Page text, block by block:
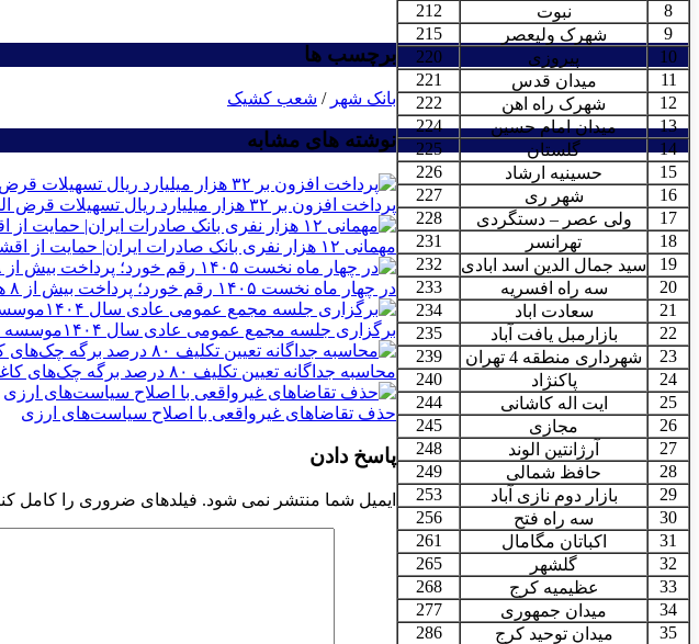
8
نبوت
212
9
شهرک ولیعصر
215
10
پیروزی
220
11
میدان قدس
221
12
شهرک راه اهن
222
13
میدان امام حسین
224
14
گلستان
225
15
حسینیه ارشاد
226
16
شهر ری
227
17
ولی عصر – دستگردی
228
18
تهرانسر
231
19
سید جمال الدین اسد ابادی
232
20
سه راه افسریه
233
21
سعادت اباد
234
22
بازارمبل یافت آباد
235
23
شهرداری منطقه 4 تهران
239
24
پاکنژاد
240
25
ایت اله کاشانی
244
26
مجازی
245
27
آرژانتین الوند
248
28
حافظ شمالی
249
29
بازار دوم نازی آباد
253
30
سه راه فتح
256
31
اکباتان مگامال
261
32
گلشهر
265
33
عظیمیه کرج
268
34
میدان جمهوری
277
35
میدان توحید کرج 286
برچسب ها
بانک شهر / شعب کشیک
نوشته های مشابه
پرداخت افزون بر ۳۲ هزار میلیارد ریال تسهیلات قرض الحسنه ازدواج و فرزندآوری توسط بانک کشاورزی
مهمانی ۱۲ هزار نفری بانک صادرات ایران| حمایت از اقشار کم‌درآمد با توزیع بسته‌های معیشتی
در چهار ماه نخست ۱۴۰۵ رقم خورد؛ پرداخت بیش از ۸ همت وام ازدواج به زوج‌های جوان توسط بانک ملی ایران
برگزاری جلسه مجمع عمومی عادی سال ۱۴۰۴موسسه صندوق رفاه و تامین آتیه کارکنان پست بانک ایران
محاسبه جداگانه تعیین تکلیف ۸۰ درصد برگه چک‌های کاغذی و الکترونیکی هنگام درخواست دسته چک
حذف تقاضاهای غیرواقعی با اصلاح سیاست‌های ارزی
پاسخ دادن
ایمیل شما منتشر نمی شود. فیلدهای ضروری را کامل